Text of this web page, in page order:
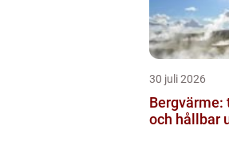
30 juli 2026
Bergvärme:
och hållbar